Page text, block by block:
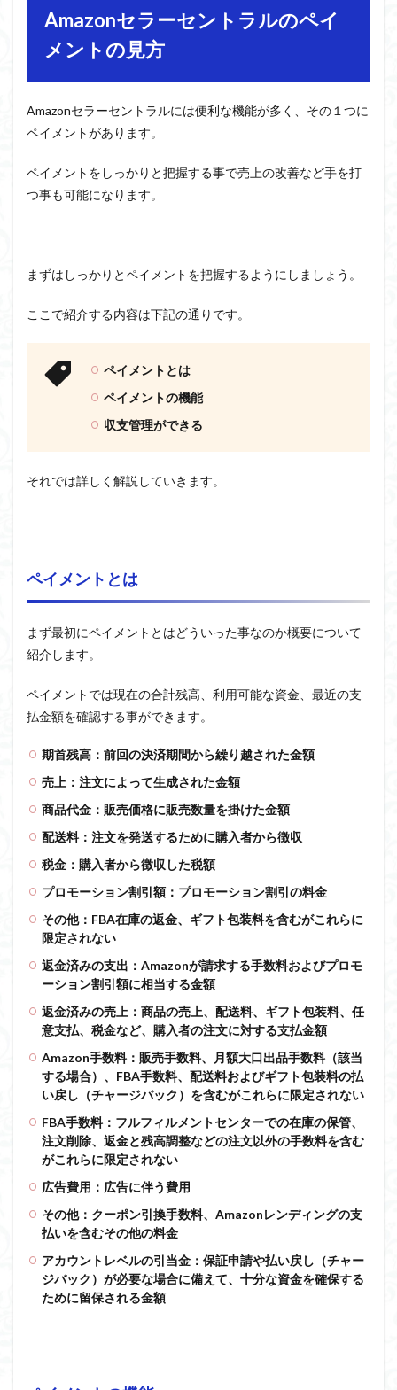
Amazonセラーセントラルのペイ
メントの見方
Amazonセラーセントラルには便利な機能が多く、その１つに
ペイメントがあります。
ペイメントをしっかりと把握する事で売上の改善など手を打
つ事も可能になります。
まずはしっかりとペイメントを把握するようにしましょう。
ここで紹介する内容は下記の通りです。
ペイメントとは
ペイメントの機能
収支管理ができる
それでは詳しく解説していきます。
ペイメントとは
まず最初にペイメントとはどういった事なのか概要について
紹介します。
ペイメントでは現在の合計残高、利用可能な資金、最近の支
払金額を確認する事ができます。
期首残高：前回の決済期間から繰り越された金額
売上：注文によって生成された金額
商品代金：販売価格に販売数量を掛けた金額
配送料：注文を発送するために購入者から徴収
税金：購入者から徴収した税額
プロモーション割引額：プロモーション割引の料金
その他：FBA在庫の返金、ギフト包装料を含むがこれらに
限定されない
返金済みの支出：Amazonが請求する手数料およびプロモ
ーション割引額に相当する金額
返金済みの売上：商品の売上、配送料、ギフト包装料、任
意支払、税金など、購入者の注文に対する支払金額
Amazon手数料：販売手数料、月額大口出品手数料（該当
する場合）、FBA手数料、配送料およびギフト包装料の払
い戻し（チャージバック）を含むがこれらに限定されない
FBA手数料：フルフィルメントセンターでの在庫の保管、
注文削除、返金と残高調整などの注文以外の手数料を含む
がこれらに限定されない
広告費用：広告に伴う費用
その他：クーポン引換手数料、Amazonレンディングの支
払いを含むその他の料金
アカウントレベルの引当金：保証申請や払い戻し（チャー
ジバック）が必要な場合に備えて、十分な資金を確保する
ために留保される金額